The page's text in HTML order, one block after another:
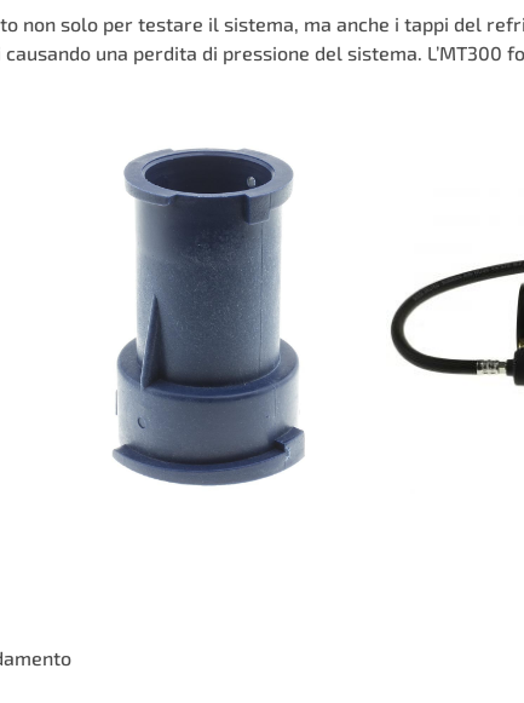
solo per testare il sistema, ma anche i tappi del
una perdita di pressione del sistema. L’MT300